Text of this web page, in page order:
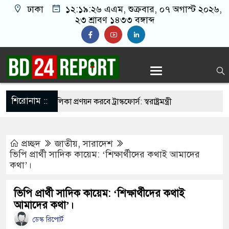
ঢাকা ১২:১৯:২৭ এএম, শুক্রবার, ০৭ অগাস্ট ২০২৬,
২৩ শ্রাবণ ১৪৩৩ বঙ্গাব্দ
শিরোনাম ::তালিকা প্রণয়ন করবে ট্রাস্কফোর্স: স্বরাষ্ট্রমন্ত্রী
নয়, জাতির দায়িত্ব নিতে হবে ওলামায়ে
থেকে খুলে ফেলা হচ্ছে মাইক, শুভেন্দু বলছেন-
প্রচ্ছদ জাতীয়,সারাদেশ
ভিপি প্রার্থী সাদিক কায়েম: ‘শিক্ষার্থীদের কথাই আমাদের
কথা’।
ভিপি প্রার্থী সাদিক কায়েম: ‘শিক্ষার্থীদের কথাই
আমাদের কথা’।
ডেস্ক রিপোর্ট